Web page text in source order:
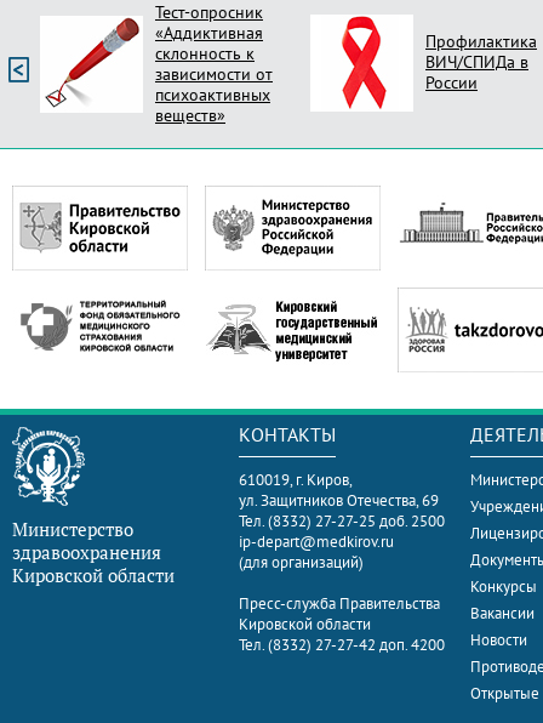
Тест-опросник
«Аддиктивная
склонность к
зависимости от
психоактивных
веществ»
Профилактика
ВИЧ/СПИДа в
России
Министерство
здравоохранения
Кировской области
КОНТАКТЫ
610019, г. Киров,
ул. Защитников Отечества, 69
Тел. (8332) 27-27-25 доб. 2500
ip-depart@medkirov.ru
(для организаций)
Пресс-служба Правительства
Кировской области
Тел. (8332) 27-27-42 доп. 4200
Конкурсы
Вакансии
Новости